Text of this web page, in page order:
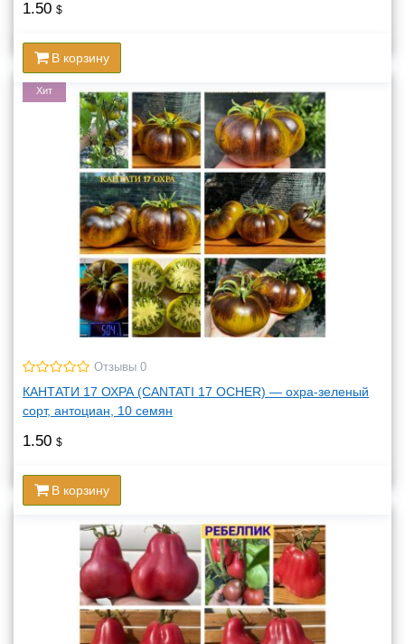
1.50 $
В корзину
Хит
Отзывы 0
КАНТАТИ 17 ОХРА (CANTATI 17 OCHER) — охра-зеленый
сорт, антоциан, 10 семян
1.50 $
В корзину